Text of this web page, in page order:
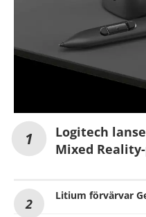
Logitech
Mixed
Litium förvärvar